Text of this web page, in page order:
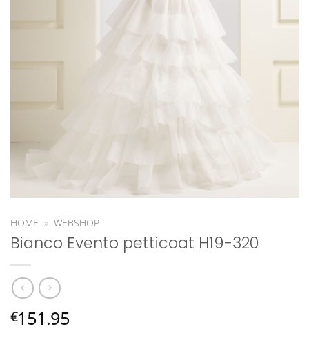
HOME » WEBSHOP
Bianco Evento petticoat H19-320
€151.95